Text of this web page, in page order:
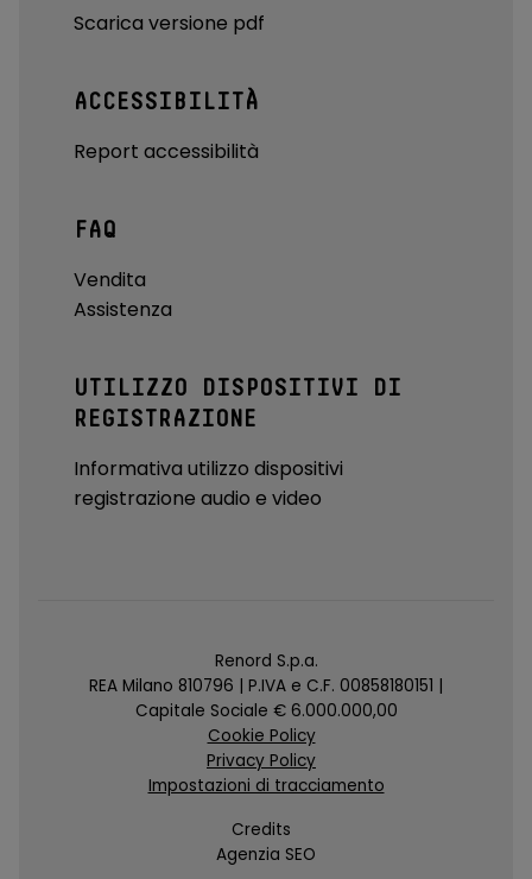
Scarica versione pdf
ACCESSIBILITÀ
Report accessibilità
FAQ
Vendita
Assistenza
UTILIZZO DISPOSITIVI DI
REGISTRAZIONE
Informativa utilizzo dispositivi
registrazione audio e video
Renord S.p.a.
REA Milano 810796 | P.IVA e C.F. 00858180151 |
Capitale Sociale € 6.000.000,00
Cookie Policy
Privacy Policy
Impostazioni di tracciamento
Credits
Agenzia SEO